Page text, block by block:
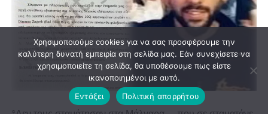
Χρησιμοποιούμε cookies για να σας προσφέρουμε την
καλύτερη δυνατή εμπειρία στη σελίδα μας. Εάν συνεχίσετε να
χρησιμοποιείτε τη σελίδα, θα υποθέσουμε πως είστε
ικανοποιημένοι με αυτό.
Εντάξει
Πολιτική απορρήτου